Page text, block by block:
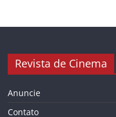
Revista de Cinema
Anuncie
Contato